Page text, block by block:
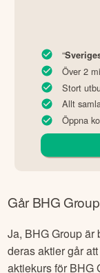
“
Över 2
Stort
Allt
Öppna
GårBHG Group
Ja, BHG Groupär
deras aktier går
aktiekurs för BHG